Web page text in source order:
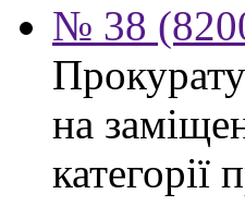
№ 38
на
категорії